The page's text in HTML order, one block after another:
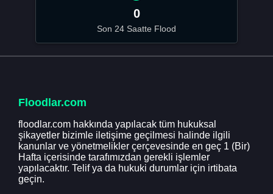
0
Son 24 Saatte Flood
Floodlar.com
floodlar.com hakkında yapılacak tüm hukuksal
şikayetler bizimle iletişime geçilmesi halinde ilgili
kanunlar ve yönetmelikler çerçevesinde en geç 1 (Bir)
Hafta içerisinde tarafımızdan gerekli işlemler
yapılacaktır. Telif ya da hukuki durumlar için irtibata
geçin.